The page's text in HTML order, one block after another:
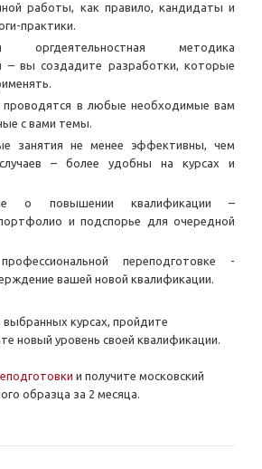
работы, как правило, кандидаты и
практики.
оргдеятельностная методика
– вы создадите разработки, которые
проводятся в любые необходимые вам
с вами темы.
занятия не менее эффективны, чем
– более удобны на курсах и
о повышении квалификации –
и подспорье для очередной
переподготовке -
вашей новой квалификации.
выбранных курсах, пройдите
новый уровень своей квалификации.
и получите московский
образца за 2 месяца.